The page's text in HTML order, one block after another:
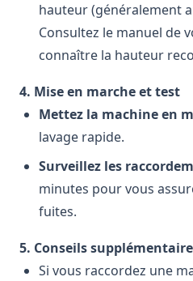
hauteur (généralement
Consultez le manuel de
connaître la hauteur
4. Mise en marche et test
Mettez la machine en
lavage rapide.
Surveillez les
minutes pour vous
fuites.
5. Conseils
Si vous raccordez une